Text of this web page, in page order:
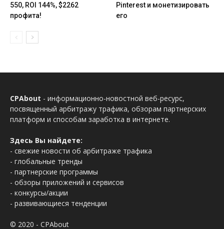
550, ROI 144%, $2262
профита!
Pinterest и монетизировать
его
CPAbout - информационно-новостной веб-ресурс,
посвященный арбитражу трафика, обзорам партнерских
платформ и способам заработка в интернете.
Здесь Вы найдете:
- свежие новости об арбитраже трафика
- глобальные тренды
- партнерские программы
- обзоры приложений и сервисов
- конкурсы/акции
- развивающиеся тенденции
© 2020 - CPAbout